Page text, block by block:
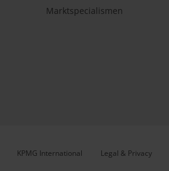
Marktspecialismen
KPMG International Legal & Privacy